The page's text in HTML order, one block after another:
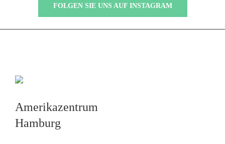
FOLGEN SIE UNS AUF INSTAGRAM
Amerikazentrum
Hamburg